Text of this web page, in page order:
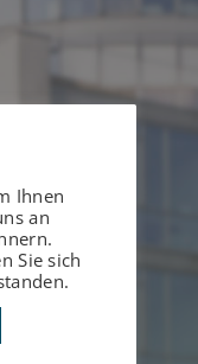
Ihnen
an
Sie sich